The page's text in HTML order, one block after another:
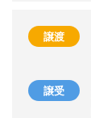
譲渡
譲受